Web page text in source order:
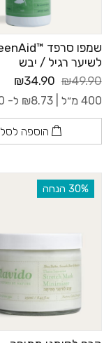
לשיער רגיל / יבש
₪49.90
₪34.90
400 מ״ל | ₪8.73 ל- 100 מ"ל
הוספה לסל
‫30% הנחה